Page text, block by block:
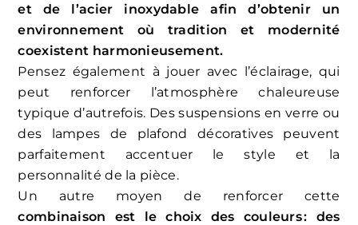
et de l’acier inoxydable afin d’obtenir un
environnement où tradition et modernité
coexistent harmonieusement.
Pensez également à jouer avec l’éclairage, qui
peut renforcer l’atmosphère chaleureuse
typique d’autrefois. Des suspensions en verre ou
des lampes de plafond décoratives peuvent
parfaitement accentuer le style et la
personnalité de la pièce.
Un autre moyen de renforcer cette
combinaison est le choix des couleurs : des